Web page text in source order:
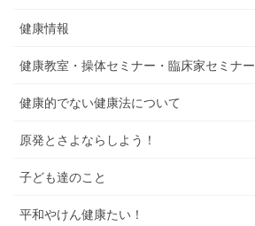
健康情報
健康教室・操体セミナー・臨床家セミナー
健康的でない健康法について
原発とさよならしよう！
子ども達のこと
平和やけん健康たい！